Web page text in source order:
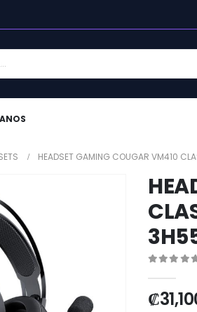
HEADSET GAMING COUGAR VM410
₡